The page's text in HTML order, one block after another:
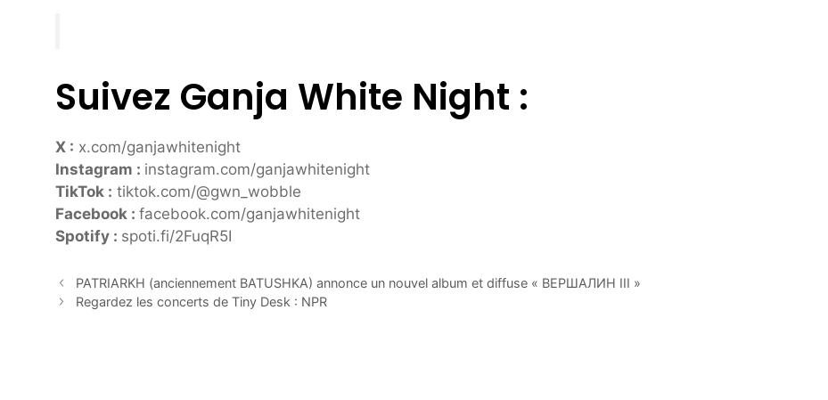
Suivez Ganja White Night :
X : x.com/ganjawhitenight
Instagram : instagram.com/ganjawhitenight
TikTok : tiktok.com/@gwn_wobble
Facebook : facebook.com/ganjawhitenight
Spotify : spoti.fi/2FuqR5I
PATRIARKH (anciennement BATUSHKA) annonce un nouvel album et diffuse « ВЕРШАЛИН III »
Regardez les concerts de Tiny Desk : NPR